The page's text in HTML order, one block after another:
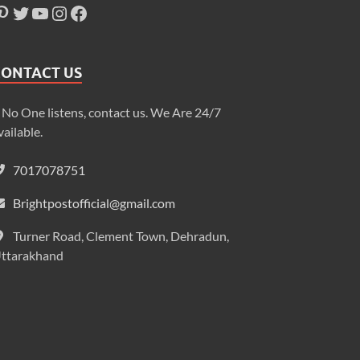
US
One listens, contact us. We Are 24/7
7017078751
Brightpostofficial@gmail.com
Turner Road, Clement Town, Dehradun,